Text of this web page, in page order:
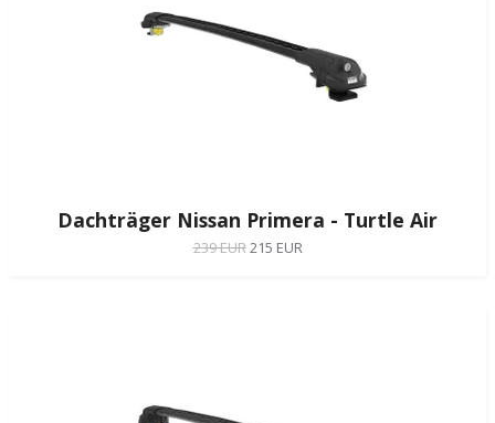
Dachträger Nissan Primera - Turtle Air
239 EUR215 EUR